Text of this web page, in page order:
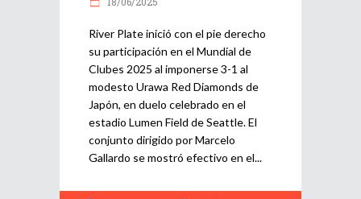
River Plate inició con el pie derecho
su participación en el Mundial de
Clubes 2025 al imponerse 3-1 al
modesto Urawa Red Diamonds de
Japón, en duelo celebrado en el
estadio Lumen Field de Seattle. El
conjunto dirigido por Marcelo
Gallardo se mostró efectivo en el